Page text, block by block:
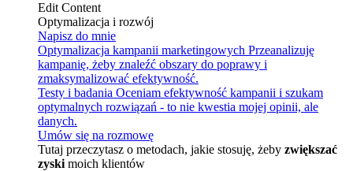
Edit Content
Optymalizacja i rozwój
Napisz do mnie
Optymalizacja kampanii marketingowych Przeanalizuję
kampanię, żeby znaleźć obszary do poprawy i
zmaksymalizować efektywność.
Testy i badania Oceniam efektywność kampanii i szukam
optymalnych rozwiązań - to nie kwestia mojej opinii, ale
danych.
Umów się na rozmowę
Tutaj przeczytasz o metodach, jakie stosuję, żeby zwiększać
zyski moich klientów